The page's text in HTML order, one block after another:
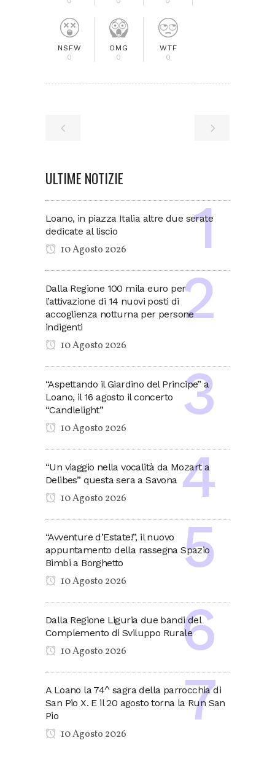
NSFW
0
OMG
0
WTF
0
ULTIME NOTIZIE
Loano, in piazza Italia altre due serate
dedicate al liscio
10 Agosto 2026
Dalla Regione 100 mila euro per
l’attivazione di 14 nuovi posti di
accoglienza notturna per persone
indigenti
10 Agosto 2026
“Aspettando il Giardino del Principe” a
Loano, il 16 agosto il concerto
“Candlelight”
10 Agosto 2026
“Un viaggio nella vocalità da Mozart a
Delibes” questa sera a Savona
10 Agosto 2026
“Avventure d’Estate!”, il nuovo
appuntamento della rassegna Spazio
Bimbi a Borghetto
10 Agosto 2026
Dalla Regione Liguria due bandi del
Complemento di Sviluppo Rurale
10 Agosto 2026
A Loano la 74^ sagra della parrocchia di
San Pio X. E il 20 agosto torna la Run San
Pio
10 Agosto 2026